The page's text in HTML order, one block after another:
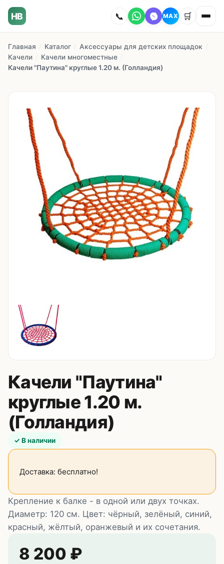
HB 📞 MAX 🛒
Главная
О компании
Как заказать
Доставка
Сотрудничество
Контакты
Zakaz.HappyBaby2000@ya.ru
Главная Каталог Аксессуары для детских площадок
Качели
Качели многоместные
Качели "Паутина" круглые 1.20 м. (Голландия)
Качели "Паутина"
круглые 1.20 м.
(Голландия)
✓ В наличии
Доставка: бесплатно!
Крепление к балке - в одной или двух точках.
Диаметр: 120 см. Цвет: чёрный, зелёный, синий,
красный, жёлтый, оранжевый и их сочетания.
8 200 ₽